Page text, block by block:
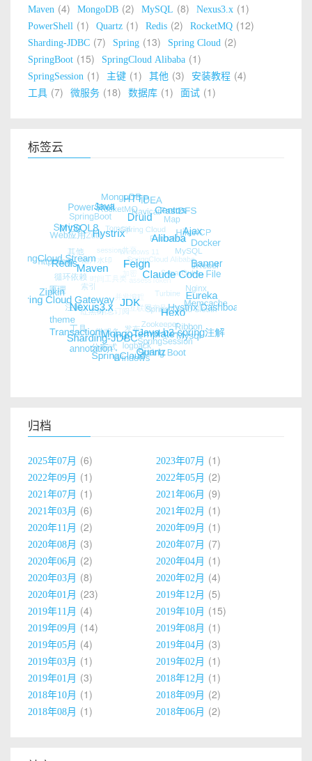
Maven 4 MongoDB 2 MySQL 8 Nexus3.x 1
PowerShell 1 Quartz 1 Redis 2 RocketMQ 12
Sharding-JDBC 7 Spring 13 Spring Cloud 2
SpringBoot 15 SpringCloud Alibaba 1
SpringSession 1 主键 1 其他 3 安装教程 4
工具 7 微服务 18 数据库 1 面试 1
标签云
归档
2025年07月 6 2023年07月 1
2022年09月 1 2022年05月 2
2021年07月 1 2021年06月 9
2021年03月 6 2021年02月 1
2020年11月 2 2020年09月 1
2020年08月 3 2020年07月 7
2020年06月 2 2020年04月 1
2020年03月 8 2020年02月 4
2020年01月 23 2019年12月 5
2019年11月 4 2019年10月 15
2019年09月 14 2019年08月 1
2019年05月 4 2019年04月 3
2019年03月 1 2019年02月 1
2019年01月 3 2018年12月 1
2018年10月 1 2018年09月 2
2018年08月 1 2018年06月 2